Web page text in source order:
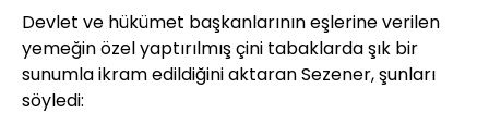
Devlet ve hükümet başkanlarının eşlerine verilen
yemeğin özel yaptırılmış çini tabaklarda şık bir
sunumla ikram edildiğini aktaran Sezener, şunları
söyledi: